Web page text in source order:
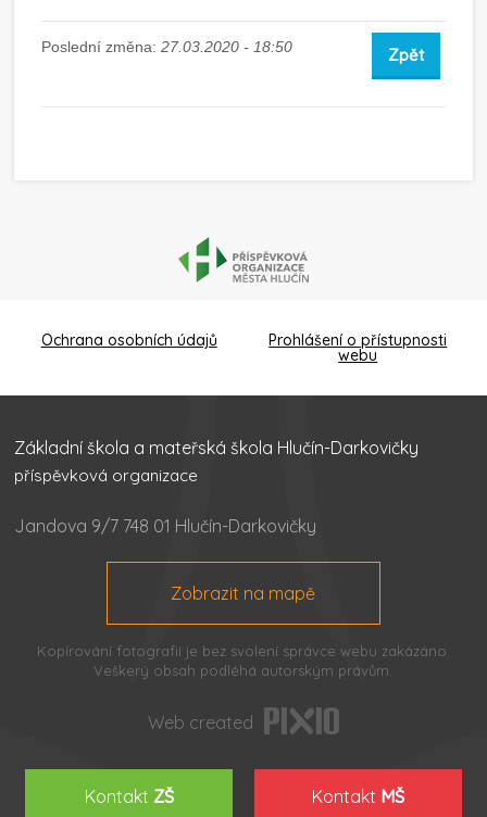
Poslední změna:27.03.2020 - 18:50 Zpět
Ochrana osobních údajů Prohlášení o přístupnosti
webu
Základní škola a mateřská škola Hlučín-Darkovičky
příspěvková organizace
Jandova 9/7 748 01 Hlučín-Darkovičky
Zobrazit na mapě
Kopírování fotografií je bez svolení správce webu zakázáno.
Veškerý obsah podléhá autorským právům.
Web created
Kontakt ZŠ Kontakt MŠ